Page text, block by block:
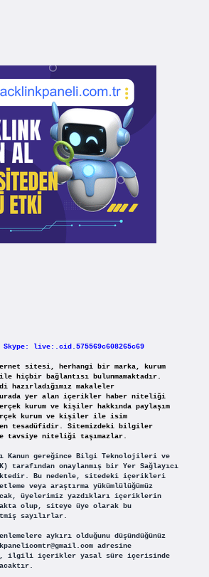
Skype: live:.cid.575569c608265c69
sitesi, herhangi bir marka, kurum
hiçbir bağlantısı bulunmamaktadır.
hazırladığımız makaleler
yer alan içerikler haber niteliği
kurum ve kişiler hakkında paylaşım
kurum ve kişiler ile isim
tesadüfidir. Sitemizdeki bilgiler
tavsiye niteliği taşımazlar.
Kanun gereğince Bilgi Teknolojileri ve
tarafından onaylanmış bir Yer Sağlayıcı
Bu nedenle, sitedeki içerikleri
veya araştırma yükümlülüğümüz
üyelerimiz yazdıkları içeriklerin
olup, siteye üye olarak bu
sayılırlar.
aykırı olduğunu düşündüğünüz
adresine
ilgili içerikler yasal süre içerisinde